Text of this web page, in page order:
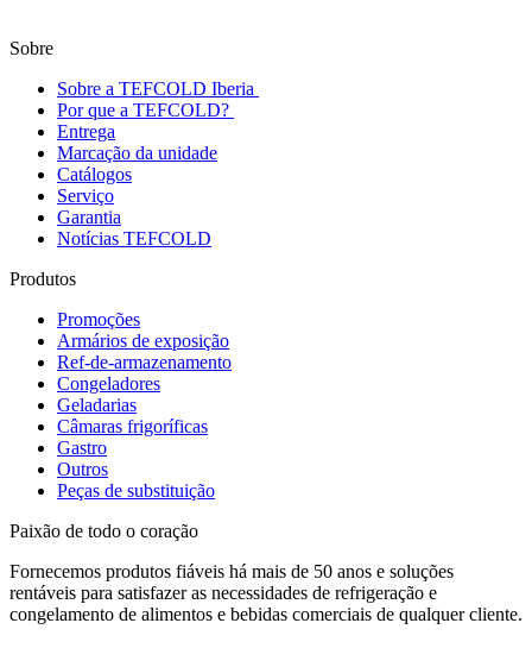
Sobre
Sobre a TEFCOLD Iberia
Por que a TEFCOLD?
Entrega
Marcação da unidade
Catálogos
Serviço
Garantia
Notícias TEFCOLD
Produtos
Promoções
Armários de exposição
Ref-de-armazenamento
Congeladores
Geladarias
Câmaras frigoríficas
Gastro
Outros
Peças de substituição
Paixão de todo o coração
Fornecemos produtos fiáveis há mais de 50 anos e soluções
rentáveis para satisfazer as necessidades de refrigeração e
congelamento de alimentos e bebidas comerciais de qualquer cliente.